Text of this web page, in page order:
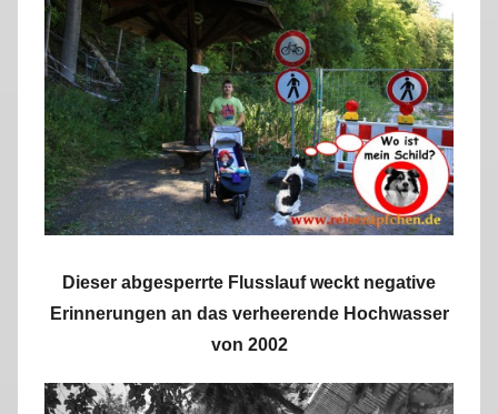
Dieser abgesperrte Flusslauf weckt negative
Erinnerungen an das verheerende Hochwasser
von 2002